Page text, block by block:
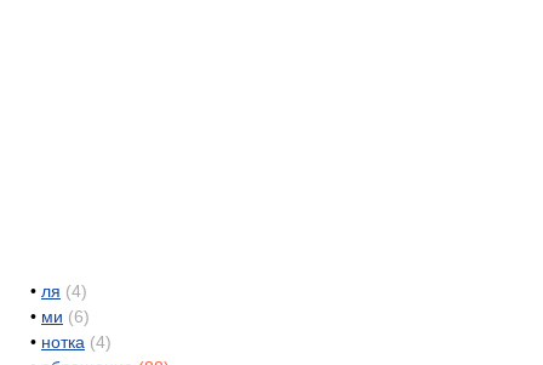
• ля (4)
• ми (6)
• нотка (4)